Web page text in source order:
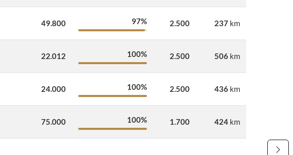
49.800 97% 2.500 237 km
22.012 100% 2.500 506 km
24.000 100% 2.500 436 km
75.000 100% 1.700 424 km